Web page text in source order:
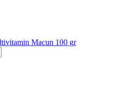
Macun 100 gr